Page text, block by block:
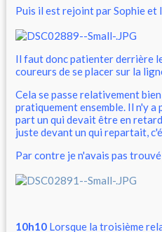
Puis il est rejoint par Sophie
Il faut donc patienter derrière
coureurs de se placer sur la
Cela se passe relativement
pratiquement ensemble. Il n'y a
part un qui devait être en
juste devant un qui repartait,
Par contre je n'avais pas
10h10 Lorsque la troisième